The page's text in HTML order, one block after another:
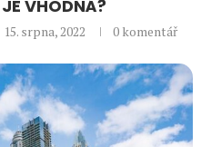
VHODNÁ?
15. srpna, 2022 0 komentář